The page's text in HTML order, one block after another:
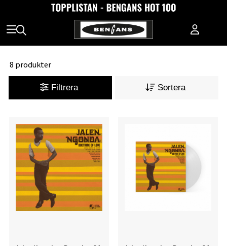
8 produkter
Filtrera Sortera